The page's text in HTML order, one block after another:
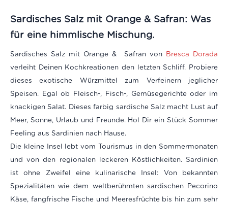
Sardisches Salz mit Orange & Safran: Was
für eine himmlische Mischung.
Sardisches Salz mit Orange & Safran von Bresca Dorada
verleiht Deinen Kochkreationen den letzten Schliff. Probiere
dieses exotische Würzmittel zum Verfeinern jeglicher
Speisen. Egal ob Fleisch-, Fisch-, Gemüsegerichte oder im
knackigen Salat. Dieses farbig sardische Salz macht Lust auf
Meer, Sonne, Urlaub und Freunde. Hol Dir ein Stück Sommer
Feeling aus Sardinien nach Hause.
Die kleine Insel lebt vom Tourismus in den Sommermonaten
und von den regionalen leckeren Köstlichkeiten. Sardinien
ist ohne Zweifel eine kulinarische Insel: Von bekannten
Spezialitäten wie dem weltberühmten sardischen Pecorino
Käse, fangfrische Fische und Meeresfrüchte bis hin zum sehr